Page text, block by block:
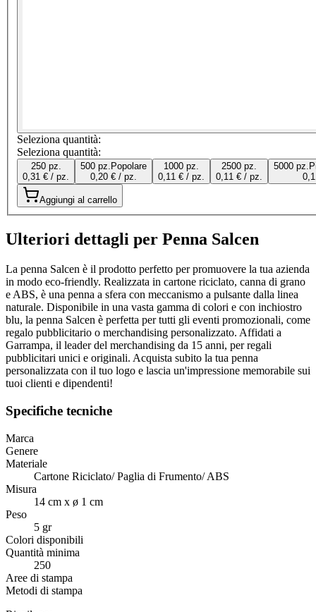
Seleziona quantità:
Seleziona quantità:
250 pz.
0,31 € / pz.
500 pz. Popolare
0,20 € / pz.
1000 pz.
0,11 € / pz.
2500 pz.
0,11 € / pz.
5000 pz.
Aggiungi al carrello
Ulteriori dettagli per Penna Salcen
La penna Salcen è il prodotto perfetto per promuovere la tua azienda
in modo eco-friendly. Realizzata in cartone riciclato, canna di grano
e ABS, è una penna a sfera con meccanismo a pulsante dalla linea
naturale. Disponibile in una vasta gamma di colori e con inchiostro
blu, la penna Salcen è perfetta per tutti gli eventi promozionali, come
regalo pubblicitario o merchandising personalizzato. Affidati a
Garrampa, il leader del merchandising da 15 anni, per regali
pubblicitari unici e originali. Acquista subito la tua penna
personalizzata con il tuo logo e lascia un'impressione memorabile sui
tuoi clienti e dipendenti!
Specifiche tecniche
Marca
Genere
Materiale
Cartone Riciclato/ Paglia di Frumento/ ABS
Misura
14 cm x ø 1 cm
Peso
5 gr
Colori disponibili
Quantità minima
250
Aree di stampa
Metodi di stampa